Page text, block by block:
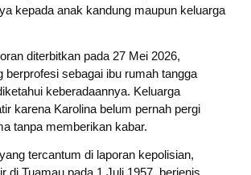
kepada anak kandung maupun keluarga
diterbitkan pada 27 Mei 2026,
berprofesi sebagai ibu rumah tangga
keberadaannya. Keluarga
karena Karolina belum pernah pergi
tanpa memberikan kabar.
tercantum di laporan kepolisian,
di Tuamau pada 1 Juli 1957, berjenis